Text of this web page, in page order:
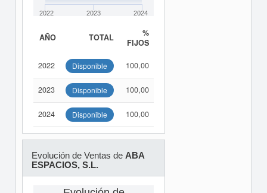
2022 2023 2024
AÑO TOTAL
%
FIJOS
2022 Disponible 100,00
2023 Disponible 100,00
2024 Disponible 100,00
Evolución de Ventas de ABA
ESPACIOS, S.L.